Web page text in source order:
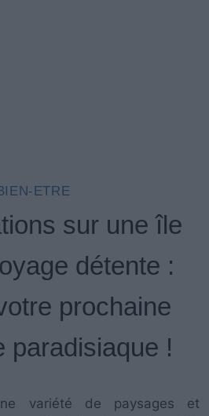
ETRE
sur une île
détente :
prochaine
paradisiaque !
variété de paysages et